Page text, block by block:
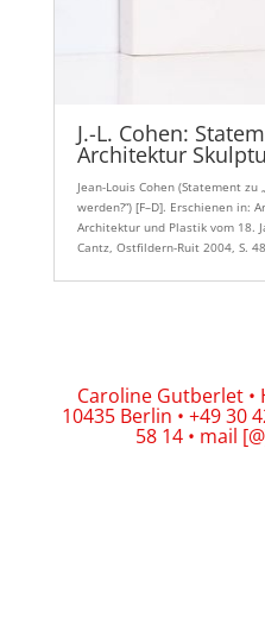
J.-L. Cohen:
Architektur
Jean-Louis Cohen (Statement
werden?“) [F–D]. Erschienen in:
Architektur und Plastik vom 18.
Cantz, Ostfildern-Ruit 2004, S.
Caroline Gutberlet •
10435 Berlin • +49 30
58 14 • mail